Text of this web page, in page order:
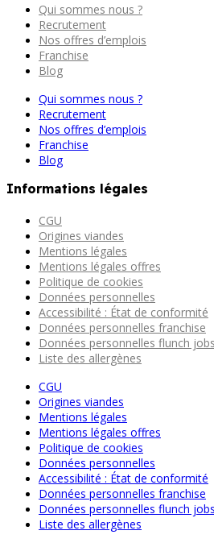
Qui sommes nous ?
Recrutement
Nos offres d’emplois
Franchise
Blog
Qui sommes nous ?
Recrutement
Nos offres d’emplois
Franchise
Blog
Informations légales
CGU
Origines viandes
Mentions légales
Mentions légales offres
Politique de cookies
Données personnelles
Accessibilité : État de conformité
Données personnelles franchise
Données personnelles flunch jobs
Liste des allergènes
CGU
Origines viandes
Mentions légales
Mentions légales offres
Politique de cookies
Données personnelles
Accessibilité : État de conformité
Données personnelles franchise
Données personnelles flunch jobs
Liste des allergènes